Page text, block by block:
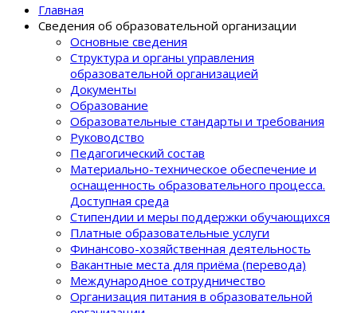
Главная
Сведения об образовательной организации
Основные сведения
Структура и органы управления
образовательной организацией
Документы
Образование
Образовательные стандарты и требования
Руководство
Педагогический состав
Материально-техническое обеспечение и
оснащенность образовательного процеcса.
Доступная среда
Стипендии и меры поддержки обучающихся
Платные образовательные услуги
Финансово-хозяйственная деятельность
Вакантные места для приёма (перевода)
Международное сотрудничество
Организация питания в образовательной